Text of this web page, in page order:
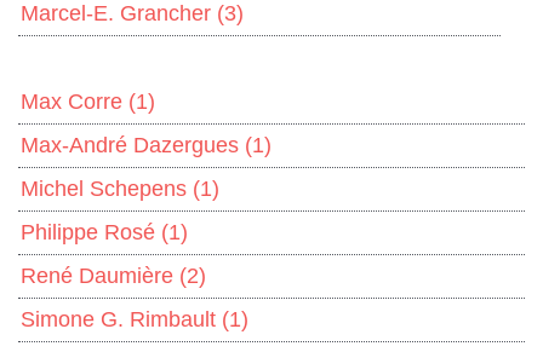
Marcel-E. Grancher (3)
Max Corre (1)
Max-André Dazergues (1)
Michel Schepens (1)
Philippe Rosé (1)
René Daumière (2)
Simone G. Rimbault (1)